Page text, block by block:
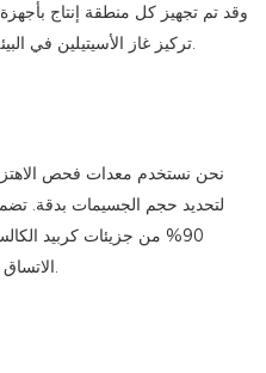
وقد تم تجهيز كل منطقة إنتاج بأجهزة
تركيز غاز الأسيتيلين في البيئة، مما يضمن سلامة العمال والمنشأة.
نحن نستخدم معدات فحص
لتحديد حجم الجسيمات بدقة.
90% من جزيئات كربيد
الاتساق والموثوقية في توزيع حجم الجسيمات.